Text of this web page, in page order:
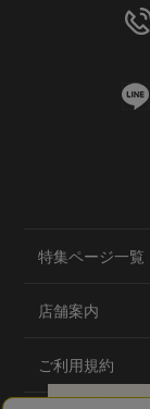
特集ページ一覧
店舗案内
ご利用規約